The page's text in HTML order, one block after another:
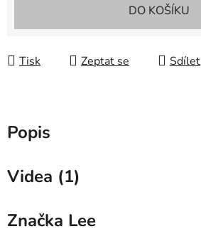
DO KOŠÍKU
Tisk Zeptat se Sdílet
Popis
Videa (1)
Značka Lee